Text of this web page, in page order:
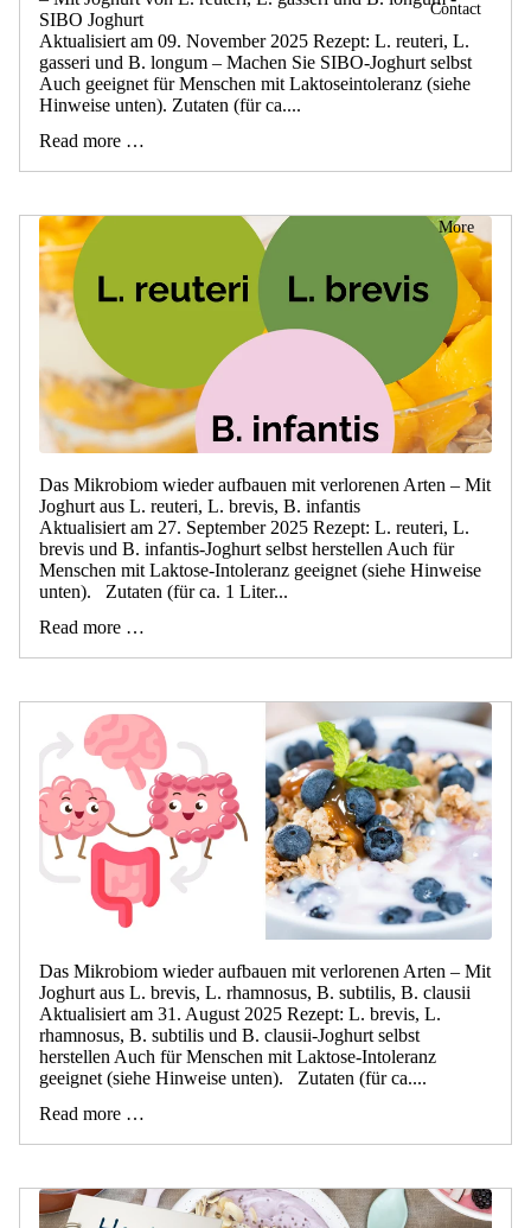
Contact
More
SIBO Joghurt
Aktualisiert am 09. November 2025 Rezept: L. reuteri, L.
gasseri und B. longum – Machen Sie SIBO-Joghurt selbst
Auch geeignet für Menschen mit Laktoseintoleranz (siehe
Hinweise unten). Zutaten (für ca....
Read more …
Das Mikrobiom wieder aufbauen mit verlorenen Arten – Mit
Joghurt aus L. reuteri, L. brevis, B. infantis
Aktualisiert am 27. September 2025 Rezept: L. reuteri, L.
brevis und B. infantis-Joghurt selbst herstellen Auch für
Menschen mit Laktose-Intoleranz geeignet (siehe Hinweise
unten). Zutaten (für ca. 1 Liter...
Read more …
Das Mikrobiom wieder aufbauen mit verlorenen Arten – Mit
Joghurt aus L. brevis, L. rhamnosus, B. subtilis, B. clausii
Aktualisiert am 31. August 2025 Rezept: L. brevis, L.
rhamnosus, B. subtilis und B. clausii-Joghurt selbst
herstellen Auch für Menschen mit Laktose-Intoleranz
geeignet (siehe Hinweise unten). Zutaten (für ca....
Read more …